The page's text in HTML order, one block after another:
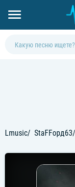
Lmusic StaFFорд63